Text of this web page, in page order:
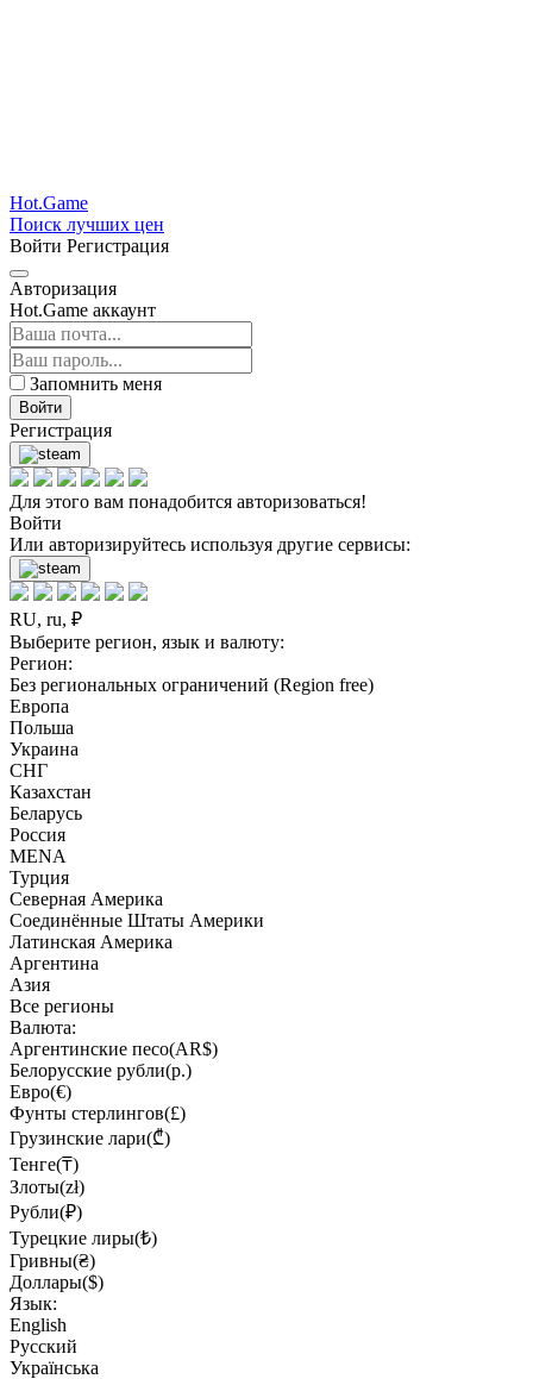
Hot.Game
Поиск лучших цен
Войти Регистрация
Авторизация
Hot.Game аккаунт
Запомнить меня
Войти
Регистрация
Для этого вам понадобится авторизоваться!
Войти
Или авторизируйтесь используя другие сервисы:
RU, ru, ₽
Выберите регион, язык и валюту:
Регион:
Без региональных ограничений (Region free)
Европа
Польша
Украина
СНГ
Казахстан
Беларусь
Россия
MENA
Турция
Северная Америка
Соединённые Штаты Америки
Латинская Америка
Аргентина
Азия
Все регионы
Валюта:
Аргентинские песо(AR$)
Белорусские рубли(р.)
Евро(€)
Фунты стерлингов(£)
Грузинские лари(₾)
Тенге(₸)
Злоты(zł)
Рубли(₽)
Турецкие лиры(₺)
Гривны(₴)
Доллары($)
Язык:
English
Русский
Українська